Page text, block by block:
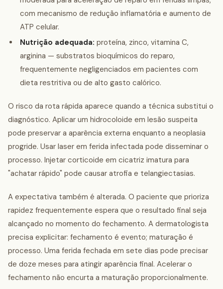
com mecanismo de redução inflamatória e aumento de
ATP celular.
Nutrição adequada: proteína, zinco, vitamina C,
arginina — substratos bioquímicos do reparo,
frequentemente negligenciados em pacientes com
dieta restritiva ou de alto gasto calórico.
O risco da rota rápida aparece quando a técnica substitui o
diagnóstico. Aplicar um hidrocoloide em lesão suspeita
pode preservar a aparência externa enquanto a neoplasia
progride. Usar laser em ferida infectada pode disseminar o
processo. Injetar corticoide em cicatriz imatura para
"achatar rápido" pode causar atrofia e telangiectasias.
A expectativa também é alterada. O paciente que prioriza
rapidez frequentemente espera que o resultado final seja
alcançado no momento do fechamento. A dermatologista
precisa explicitar: fechamento é evento; maturação é
processo. Uma ferida fechada em sete dias pode precisar
de doze meses para atingir aparência final. Acelerar o
fechamento não encurta a maturação proporcionalmente.